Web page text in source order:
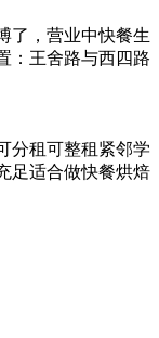
了，营业中快餐生
：王舍路与西四路
分租可整租紧邻学
足适合做快餐烘焙